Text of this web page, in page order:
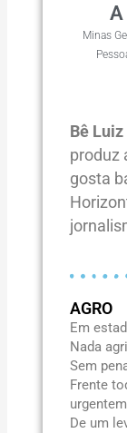
A
Minas
Bê Luiz
produz
gosta
AGRO
Em
Nada
Sem
Frente
De um